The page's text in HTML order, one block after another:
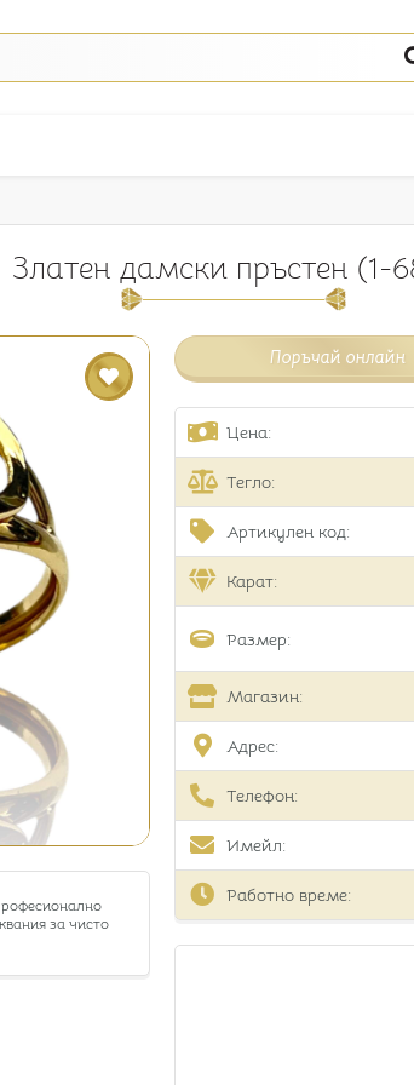
Златен дамски пръстен (1-
за чисто
Поръчай онлайн
Цена:
Тегло:
Артикулен код:
Карат:
Размер:
Магазин:
Адрес:
Телефон:
Имейл:
Работно време: